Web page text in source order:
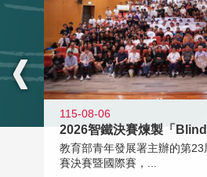
115-08-06
2026智鐵決賽煉製「Blind
教育部青年發展署主辦的第
賽決賽暨國際賽，...